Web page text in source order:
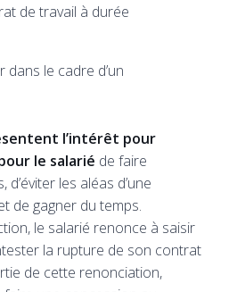
de travail à durée
dans le cadre d’un
l’intérêt pour
le salarié de faire
d’éviter les aléas d’une
de gagner du temps.
le salarié renonce à saisir
la rupture de son contrat
de cette renonciation,